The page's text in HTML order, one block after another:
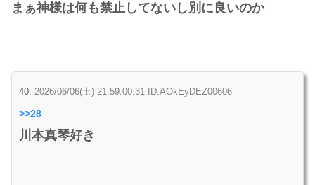
まぁ神様は何も禁止してないし別に良いのか
40: 2026/06/06(土) 21:59:00.31 ID:AOkEyDEZ00606
>>28
川本真琴好き